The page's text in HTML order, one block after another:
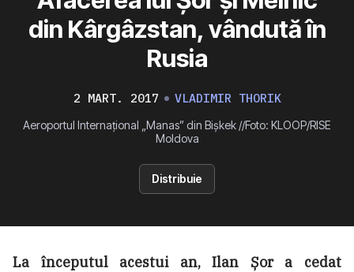
din Kârgâzstan, vândută în
Rusia
2 MART. 2017 VLADIMIR THORIK
Aeroportul Internațional „Manas” din Bișkek //Foto: KLOOP/RISE
Moldova
Distribuie
La începutul acestui an, Ilan Șor a cedat